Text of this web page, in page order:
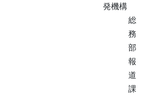
発機構
総
務
部
報
道
課